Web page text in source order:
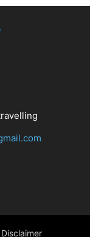
Disclaimer